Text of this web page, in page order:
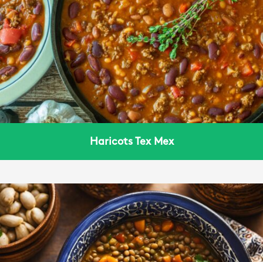
Haricots Tex Mex